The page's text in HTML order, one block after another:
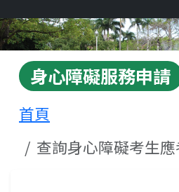
身心障礙服務申請
首頁
查詢身心障礙考生